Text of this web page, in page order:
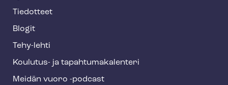
Tiedotteet
Blogit
Tehy-lehti
Koulutus- ja ta­pah­tu­ma­ka­len­te­ri
Meidän vuoro -podcast